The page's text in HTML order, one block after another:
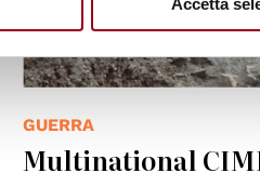
Accetta
GUERRA
Multinational